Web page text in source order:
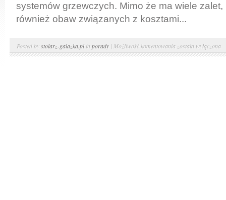
systemów grzewczych. Mimo że ma wiele zalet,
również obaw związanych z kosztami...
Posted bystolarz-galazka.plin porady | Możliwość komentowania Ogrzewanie
elektryczne
została wyłączona